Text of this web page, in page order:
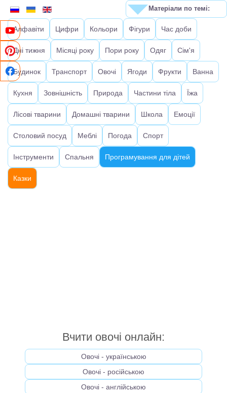
Алфавіти Цифри Кольори Фігури Час доби
Дні тижня Місяці року Пори року Одяг Сім'я
Будинок Транспорт Овочі Ягоди Фрукти Ванна
Кухня Зовнішність Природа Частини тіла Їжа
Лісові тварини Домашні тварини Школа Емоції
Столовий посуд Меблі Погода Спорт
Інструменти Спальня Програмування для дітей
Казки
Вчити овочі онлайн:
Овочі - українською
Овочі - російською
Овочі - англійською
Матеріали по темі: